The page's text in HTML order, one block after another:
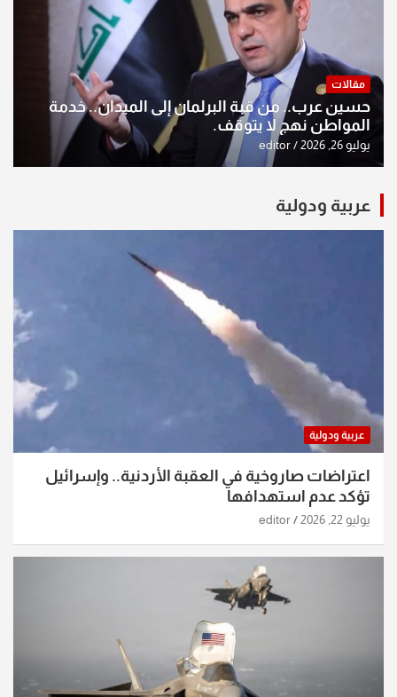
مقالات
حسين عرب.. من قبة البرلمان إلى الميدان.. خدمة
المواطن نهج لا يتوقف.
يوليو 26, 2026 editor
عربية ودولية
عربية ودولية
اعتراضات صاروخية في العقبة الأردنية.. وإسرائيل
تؤكد عدم استهدافها
يوليو 22, 2026 editor